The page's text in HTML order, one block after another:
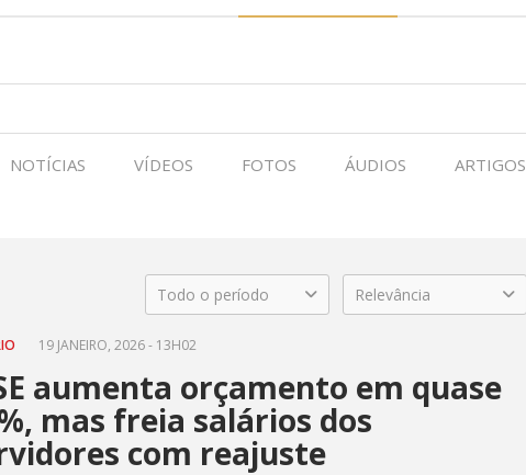
NOTÍCIAS VÍDEOS FOTOS ÁUDIOS ARTIGOS
Todo o período Relevância
19 JANEIRO, 2026 - 13H02
aumenta orçamento em quase
mas freia salários dos
com reajuste